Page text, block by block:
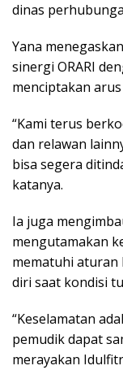
dinas
Yana
sinergi ORARI
menciptakan
“Kami terus
dan relawan
bisa segera
katanya.
Ia juga
mengutamakan
mematuhi aturan
diri saat kondisi
“Keselamatan
pemudik dapat
merayakan